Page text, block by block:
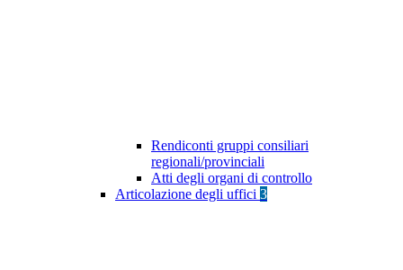
Rendiconti gruppi consiliari
regionali/provinciali
Atti degli organi di controllo
Articolazione degli uffici 3